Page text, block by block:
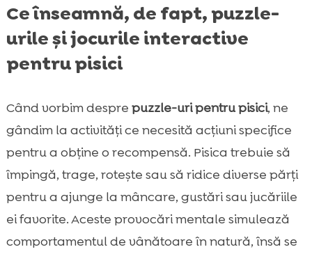
Ce înseamnă, de fapt, puzzle-
urile și jocurile interactive
pentru pisici
Când vorbim despre puzzle-uri pentru pisici, ne
gândim la activități ce necesită acțiuni specifice
pentru a obţine o recompensă. Pisica trebuie să
împingă, trage, rotește sau să ridice diverse părți
pentru a ajunge la mâncare, gustări sau jucăriile
ei favorite. Aceste provocări mentale simulează
comportamentul de vânătoare în natură, însă se